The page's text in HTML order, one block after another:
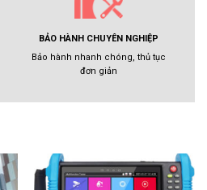
BẢO HÀNH CHUYÊN NGHIỆP
Bảo hành nhanh chóng, thủ tục
đơn giản